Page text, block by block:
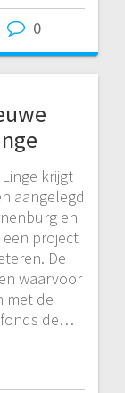
0
krijgt
aangelegd
en
project
De
waarvoor
met de
fonds de…